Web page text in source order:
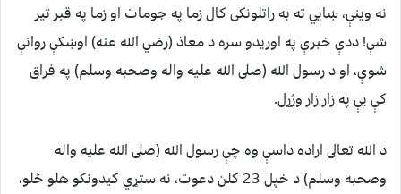
نه وينې، ښايي ته به راتلونكى كال زما په جومات او زما په قبر تير
شې! ددې خبرې په اوريدو سره د معاذ (رضي الله عنه) اوښكې روانې
شوې، او د رسول الله (صلى الله عليه واله وصحبه وسلم) په فراق
كې يې په زار زار وژړل.
د الله تعالى اراده داسې وه چې رسول الله (صلى الله عليه واله
وصحبه وسلم) د خپل 23 كلن دعوت، نه ستړي كيدونكو هلو ځلو،